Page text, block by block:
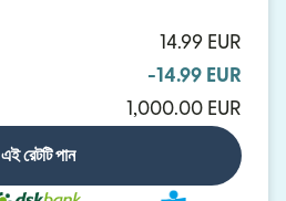
14.99 EUR
-14.99 EUR
1,000.00 EUR
এই রেটটি পান